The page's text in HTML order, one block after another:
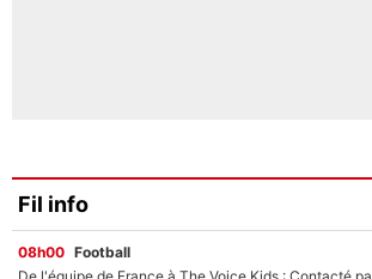
Fil info
08h00 Football